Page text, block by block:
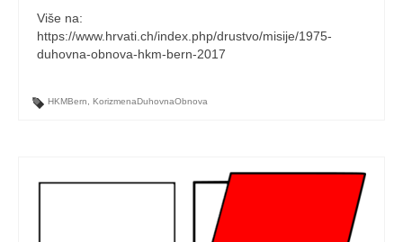
Više na:
https://www.hrvati.ch/index.php/drustvo/misije/1975-
duhovna-obnova-hkm-bern-2017
HKMBern KorizmenaDuhovnaObnova